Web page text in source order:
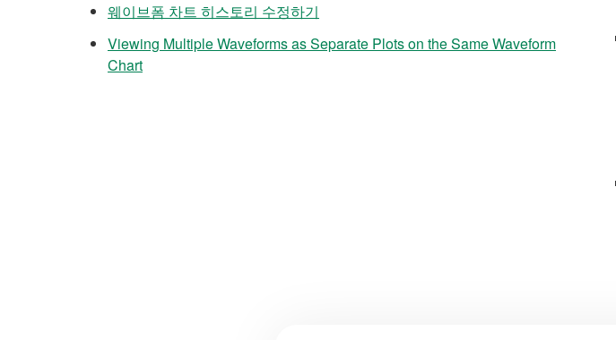
웨이브폼 차트 히스토리 수정하기
Viewing Multiple Waveforms as Separate Plots on the Same Waveform
Chart